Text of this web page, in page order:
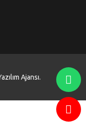
Ajansı.